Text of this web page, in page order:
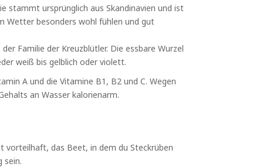
stammt ursprünglich aus Skandinavien und ist
Wetter besonders wohl fühlen und gut
Familie der Kreuzblütler. Die essbare Wurzel
weiß bis gelblich oder violett.
A und die Vitamine B1, B2 und C. Wegen
an Wasser kalorienarm.
vorteilhaft, das Beet, in dem du Steckrüben
sein.